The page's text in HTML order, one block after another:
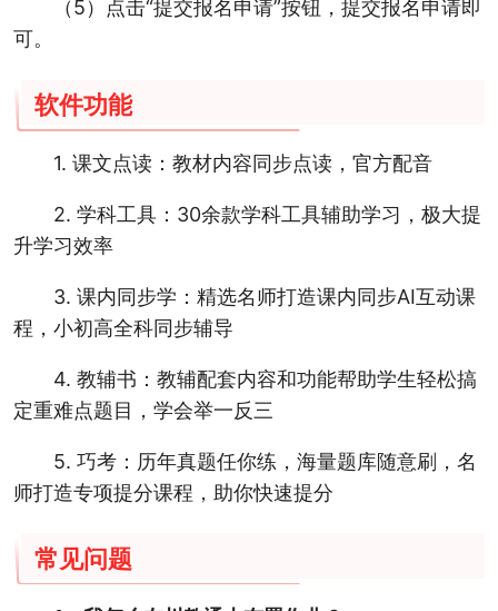
（5）点击“提交报名申请”按钮，提交报名申请即
可。
软件功能
1. 课文点读：教材内容同步点读，官方配音
2. 学科工具：30余款学科工具辅助学习，极大提
升学习效率
3. 课内同步学：精选名师打造课内同步AI互动课
程，小初高全科同步辅导
4. 教辅书：教辅配套内容和功能帮助学生轻松搞
定重难点题目，学会举一反三
5. 巧考：历年真题任你练，海量题库随意刷，名
师打造专项提分课程，助你快速提分
常见问题